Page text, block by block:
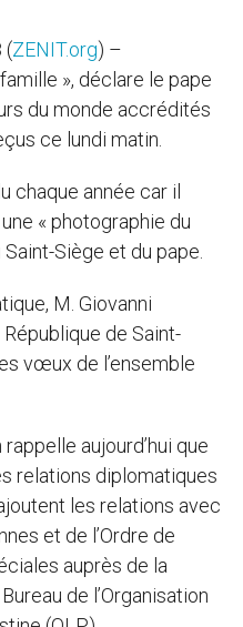
(ZENIT.org) –
», déclare le pape
du monde accrédités
ce lundi matin.
chaque année car il
« photographie du
Siège et du pape.
M. Giovanni
de Saint-
vœux de l’ensemble
aujourd’hui que
relations diplomatiques
les relations avec
et de l’Ordre de
auprès de la
de l’Organisation